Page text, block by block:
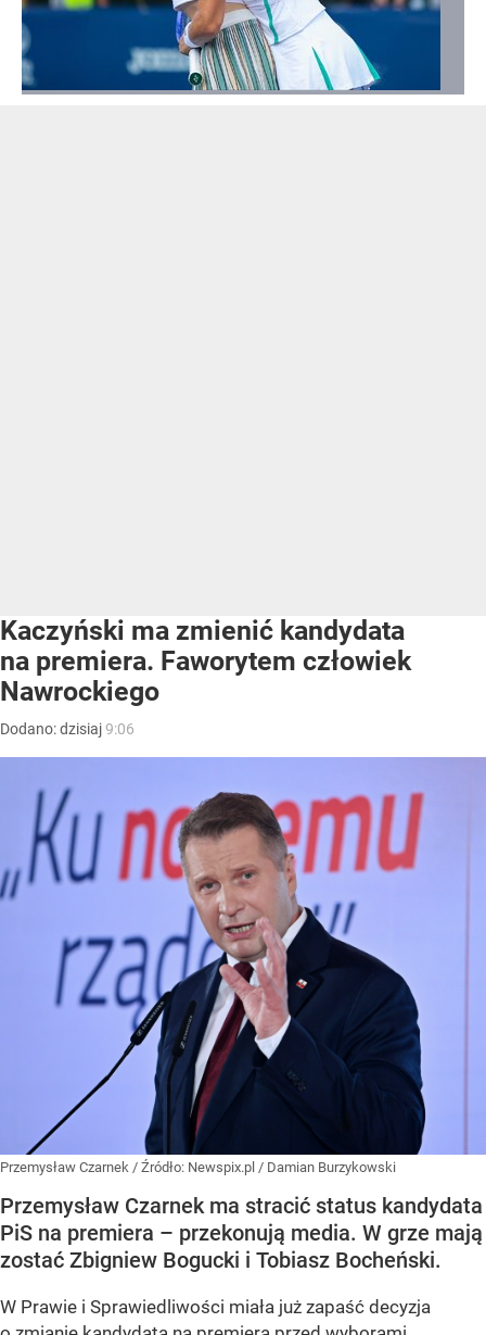
Kaczyński ma zmienić kandydata
na premiera. Faworytem człowiek
Nawrockiego
Dodano:dzisiaj9:06
Przemysław Czarnek / Źródło: Newspix.pl / Damian Burzykowski
Przemysław Czarnek ma stracić status kandydata
PiS na premiera – przekonują media. W grze mają
zostać Zbigniew Bogucki i Tobiasz Bocheński.
W Prawie i Sprawiedliwości miała już zapaść decyzja